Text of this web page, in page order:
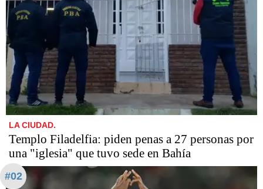
LA CIUDAD.
​​​​​Templo Filadelfia: piden penas a 27 personas por
una "iglesia" que tuvo sede en Bahía
#02